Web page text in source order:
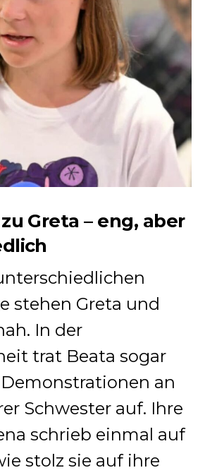
Greta – eng, aber
stehen Greta und
In der
trat Beata sogar
an
Schwester auf. Ihre
schrieb einmal auf
stolz sie auf ihre